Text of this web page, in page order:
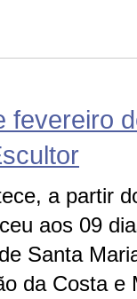
fevereiro
a partir
aos 09
Santa
da Costa e